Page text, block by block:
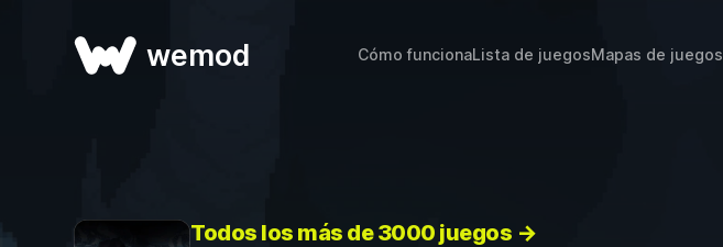
wemod Cómo funcionaLista de juegosMapas de juegos
Todos los más de 3000 juegos →